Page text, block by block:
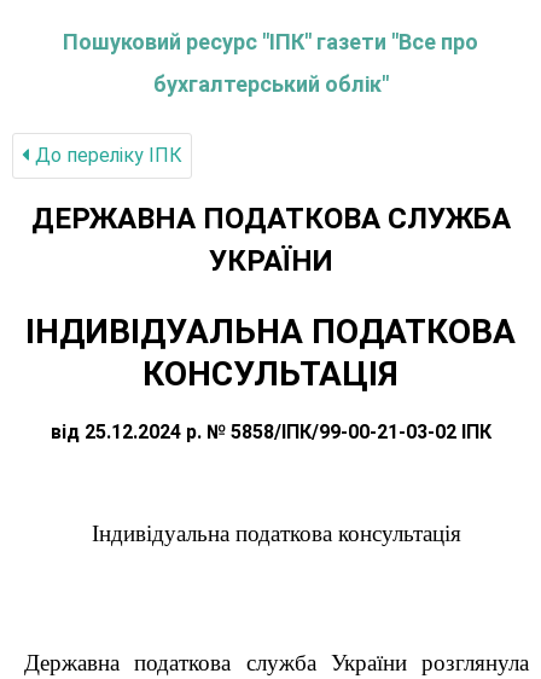
Пошуковий ресурс "ІПК" газети "Все про
бухгалтерський облік"
До переліку IПК
ДЕРЖАВНА ПОДАТКОВА СЛУЖБА
УКРАЇНИ
ІНДИВІДУАЛЬНА ПОДАТКОВА
КОНСУЛЬТАЦІЯ
від 25.12.2024 р. № 5858/ІПК/99-00-21-03-02 ІПК
Індивідуальна податкова консультація
Державнаподаткова служба України розглянула